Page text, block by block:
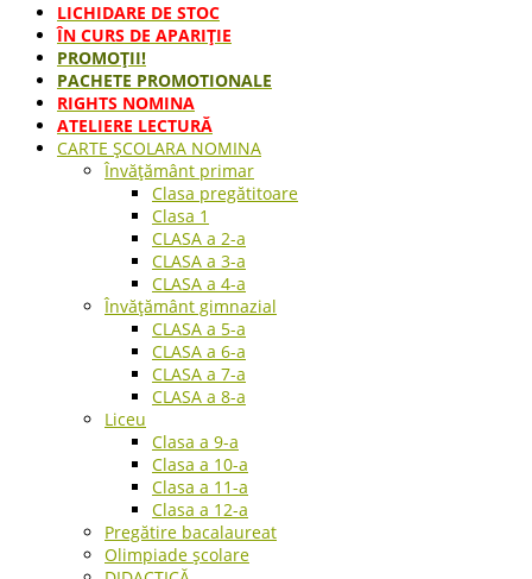
LICHIDARE DE STOC
ÎN CURS DE APARIŢIE
PROMOȚII!
PACHETE PROMOTIONALE
RIGHTS NOMINA
ATELIERE LECTURĂ
CARTE ŞCOLARA NOMINA
Învățământ primar
Clasa pregătitoare
Clasa 1
CLASA a 2-a
CLASA a 3-a
CLASA a 4-a
Învățământ gimnazial
CLASA a 5-a
CLASA a 6-a
CLASA a 7-a
CLASA a 8-a
Liceu
Clasa a 9-a
Clasa a 10-a
Clasa a 11-a
Clasa a 12-a
Pregătire bacalaureat
Olimpiade școlare